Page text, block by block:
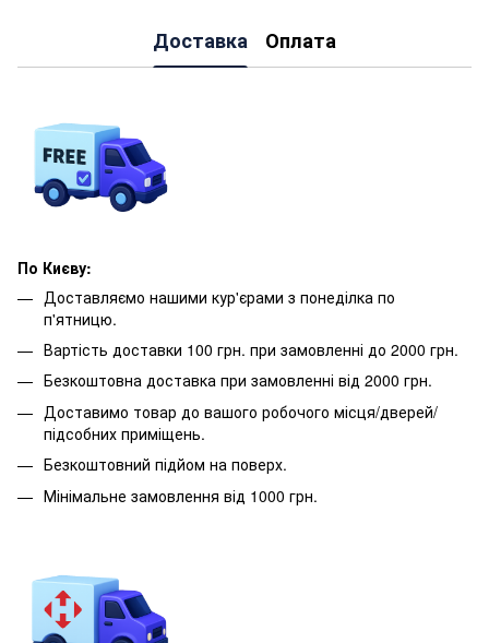
Доставка Оплата
По Києву:
Доставляємо нашими кур'єрами з понеділка по
п'ятницю.
Вартість доставки 100 грн. при замовленні до 2000 грн.
Безкоштовна доставка при замовленні від 2000 грн.
Доставимо товар до вашого робочого місця/дверей/
підсобних приміщень.
Безкоштовний підйом на поверх.
Мінімальне замовлення від 1000 грн.